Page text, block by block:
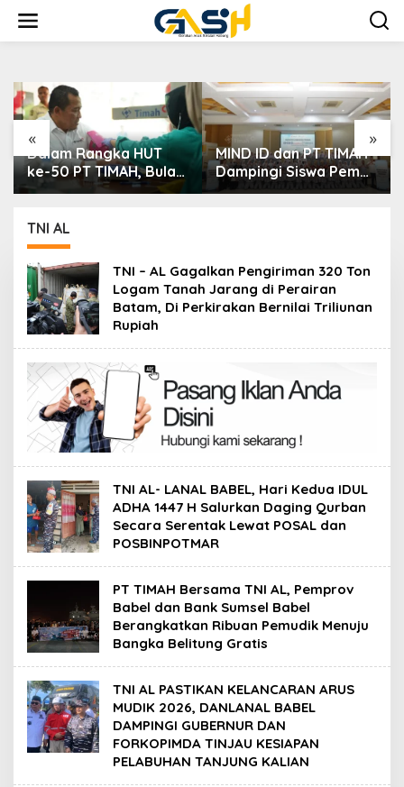
konten
« »
MIND ID dan PT TIMAH
Dampingi Siswa Pemali
Kejar Kampus Impian
PT TIMAH Berikan
Bantuan Biaya
Pengobatan Bayi di
TNI AL
TNI – AL Gagalkan Pengiriman 320 Ton
Logam Tanah Jarang di Perairan
Batam, Di Perkirakan Bernilai Triliunan
Rupiah
TNI AL- LANAL BABEL, Hari Kedua IDUL
ADHA 1447 H Salurkan Daging Qurban
Secara Serentak Lewat POSAL dan
POSBINPOTMAR
PT TIMAH Bersama TNI AL, Pemprov
Babel dan Bank Sumsel Babel
Berangkatkan Ribuan Pemudik Menuju
Bangka Belitung Gratis
TNI AL PASTIKAN KELANCARAN ARUS
MUDIK 2026, DANLANAL BABEL
DAMPINGI GUBERNUR DAN
FORKOPIMDA TINJAU KESIAPAN
PELABUHAN TANJUNG KALIAN